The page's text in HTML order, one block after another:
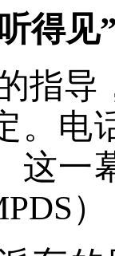
得见
导
。电
这一